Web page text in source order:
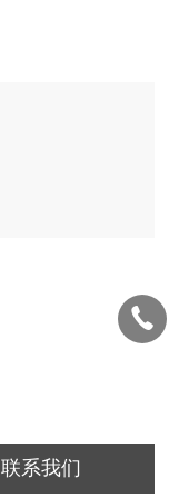
联系我们